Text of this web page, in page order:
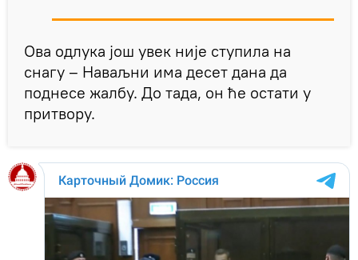
Ова одлука још увек није ступила на
снагу – Наваљни има десет дана да
поднесе жалбу. До тада, он ће остати у
притвору.